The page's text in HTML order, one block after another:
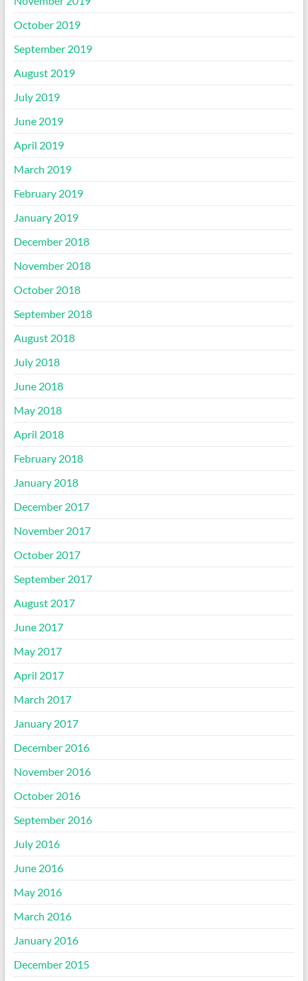
October 2019
September 2019
August 2019
July 2019
June 2019
April 2019
March 2019
February 2019
January 2019
December 2018
November 2018
October 2018
September 2018
August 2018
July 2018
June 2018
May 2018
April 2018
February 2018
January 2018
December 2017
November 2017
October 2017
September 2017
August 2017
June 2017
May 2017
April 2017
March 2017
January 2017
December 2016
November 2016
October 2016
September 2016
July 2016
June 2016
May 2016
March 2016
January 2016
December 2015